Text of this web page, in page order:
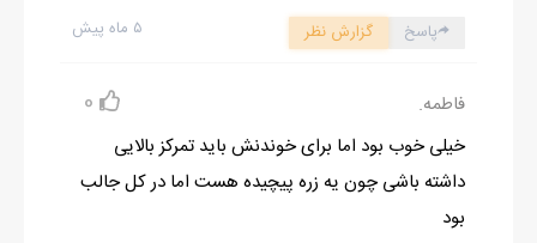
۵ ماه پیش پاسخ گزارش نظر
فاطمه. 0
خیلی خوب بود اما برای خوندنش باید تمرکز بالایی
داشته باشی چون یه زره پیچیده هست اما در کل جالب
بود